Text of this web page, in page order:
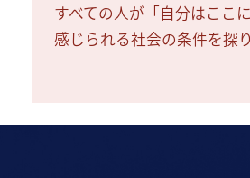
すべての人が「自分はここ
感じられる社会の条件を探り